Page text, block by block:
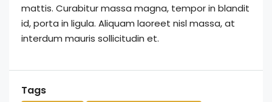
mattis. Curabitur massa magna, tempor in blandit
id, porta in ligula. Aliquam laoreet nisl massa, at
interdum mauris sollicitudin et.
Tags